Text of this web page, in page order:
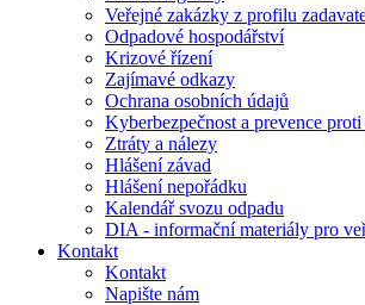
Veřejné zakázky z profilu
Odpadové hospodářství
Krizové řízení
Zajímavé odkazy
Ochrana osobních údajů
Kyberbezpečnost a prevence
Ztráty a nálezy
Hlášení závad
Hlášení nepořádku
Kalendář svozu odpadu
DIA - informační materiály pro
Kontakt
Kontakt
Napište nám